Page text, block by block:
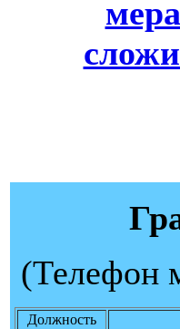
(Телефон
Должность